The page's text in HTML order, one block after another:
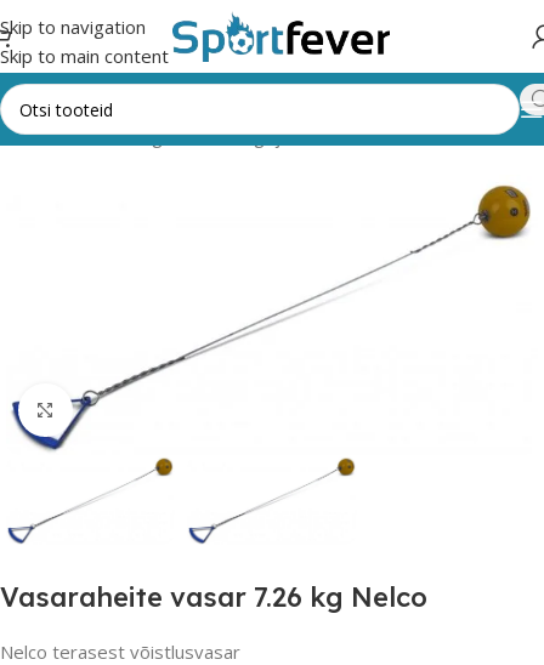
Skip to navigation
Skip to main content
Esileht Kõik kategooriad Kergejõustik Vasaraheide
Suurendamiseks klõpsake
Vasaraheite vasar 7.26 kg Nelco
Nelco terasest võistlusvasar